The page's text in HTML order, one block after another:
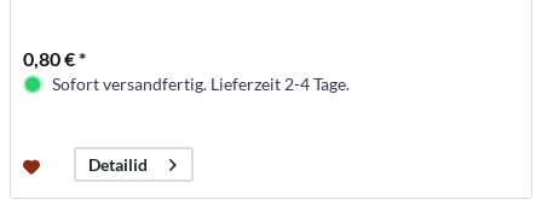
0,80 € *
Sofort versandfertig. Lieferzeit 2-4 Tage.
Detailid